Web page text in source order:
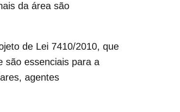
da área são
de Lei 7410/2010, que
são essenciais para a
agentes